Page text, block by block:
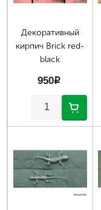
Декоративный
кирпич Brick red-
black
950p